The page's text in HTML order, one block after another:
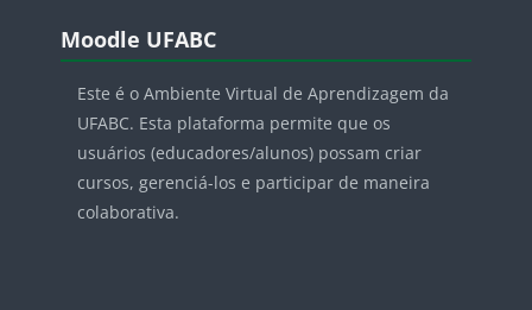
Blocos
Moodle UFABC
Este é o Ambiente Virtual de Aprendizagem da
UFABC. Esta plataforma permite que os
usuários (educadores/alunos) possam criar
cursos, gerenciá-los e participar de maneira
colaborativa.